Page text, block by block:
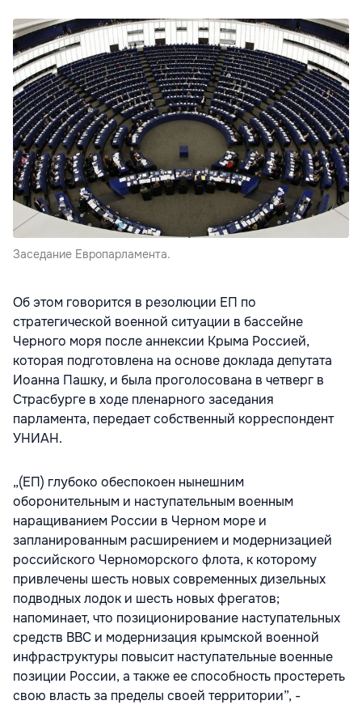
Заседание Европарламента.
Об этом говорится в резолюции ЕП по
стратегической военной ситуации в бассейне
Черного моря после аннексии Крыма Россией,
которая подготовлена на основе доклада депутата
Иоанна Пашку, и была проголосована в четверг в
Страсбурге в ходе пленарного заседания
парламента, передает собственный корреспондент
УНИАН.
„(ЕП) глубоко обеспокоен нынешним
оборонительным и наступательным военным
наращиванием России в Черном море и
запланированным расширением и модернизацией
российского Черноморского флота, к которому
привлечены шесть новых современных дизельных
подводных лодок и шесть новых фрегатов;
напоминает, что позиционирование наступательных
средств ВВС и модернизация крымской военной
инфраструктуры повысит наступательные военные
позиции России, а также ее способность простереть
свою власть за пределы своей территории”, -